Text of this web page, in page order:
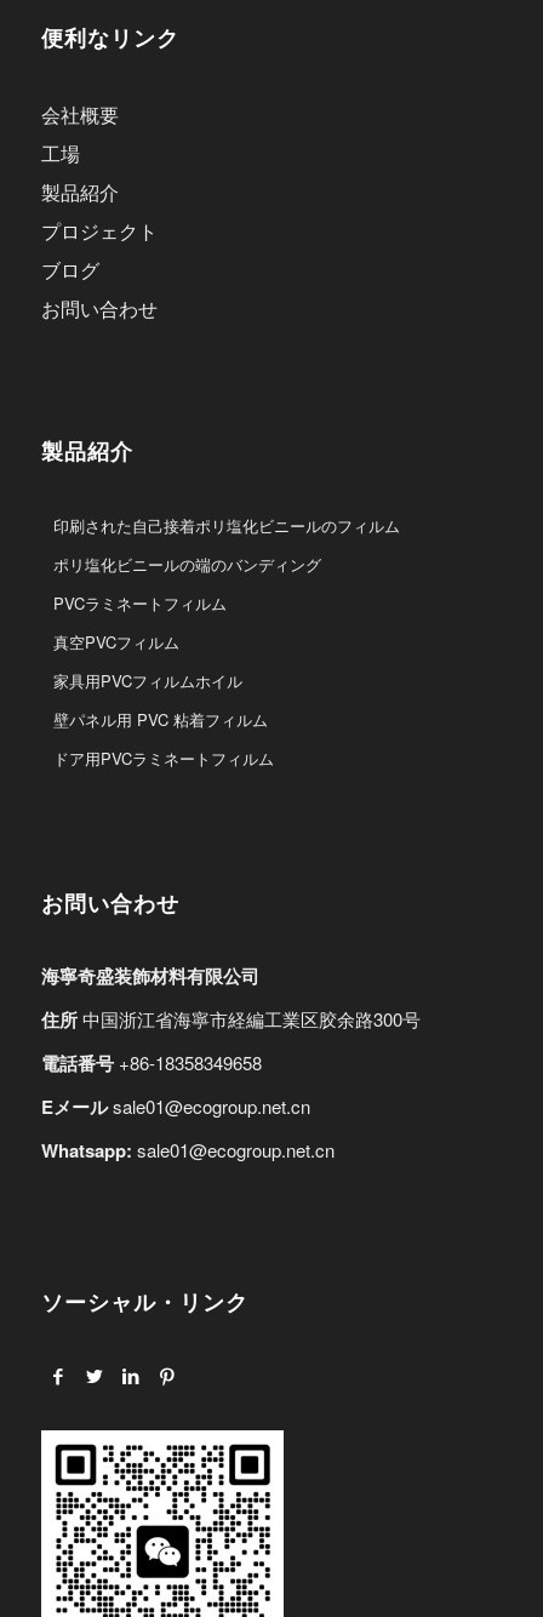
便利なリンク
会社概要
工場
製品紹介
プロジェクト
ブログ
お問い合わせ
製品紹介
印刷された自己接着ポリ塩化ビニールのフィルム
ポリ塩化ビニールの端のバンディング
PVCラミネートフィルム
真空PVCフィルム
家具用PVCフィルムホイル
壁パネル用 PVC 粘着フィルム
ドア用PVCラミネートフィルム
お問い合わせ
海寧奇盛装飾材料有限公司
住所中国浙江省海寧市経編工業区胶余路300号
電話番号+86-18358349658
Eメール sale01@ecogroup.net.cn
Whatsapp: sale01@ecogroup.net.cn
ソーシャル・リンク